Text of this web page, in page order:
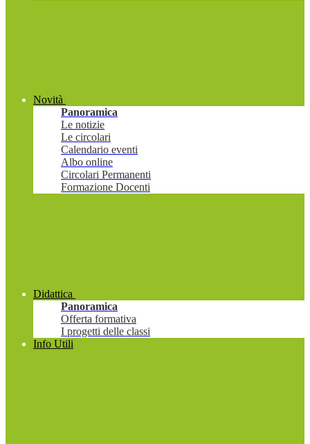
Novità
Panoramica
Le notizie
Le circolari
Calendario eventi
Albo online
Circolari Permanenti
Formazione Docenti
Didattica
Panoramica
Offerta formativa
I progetti delle classi
Info Utili